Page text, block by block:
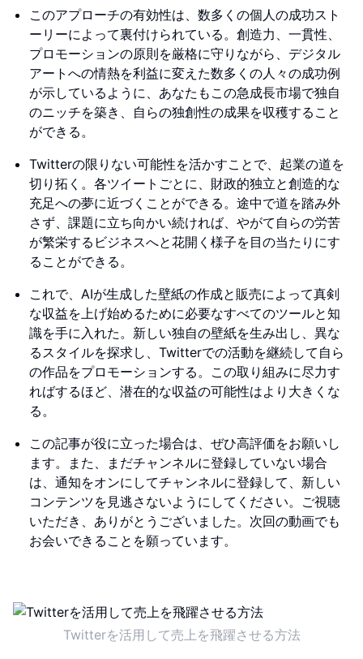
このアプローチの有効性は、数多くの個人の成功スト
ーリーによって裏付けられている。創造力、一貫性、
プロモーションの原則を厳格に守りながら、デジタル
アートへの情熱を利益に変えた数多くの人々の成功例
が示しているように、あなたもこの急成長市場で独自
のニッチを築き、自らの独創性の成果を収穫すること
ができる。
Twitterの限りない可能性を活かすことで、起業の道を
切り拓く。各ツイートごとに、財政的独立と創造的な
充足への夢に近づくことができる。途中で道を踏み外
さず、課題に立ち向かい続ければ、やがて自らの労苦
が繁栄するビジネスへと花開く様子を目の当たりにす
ることができる。
これで、AIが生成した壁紙の作成と販売によって真剣
な収益を上げ始めるために必要なすべてのツールと知
識を手に入れた。新しい独自の壁紙を生み出し、異な
るスタイルを探求し、Twitterでの活動を継続して自ら
の作品をプロモーションする。この取り組みに尽力す
ればするほど、潜在的な収益の可能性はより大きくな
る。
この記事が役に立った場合は、ぜひ高評価をお願いし
ます。また、まだチャンネルに登録していない場合
は、通知をオンにしてチャンネルに登録して、新しい
コンテンツを見逃さないようにしてください。ご視聴
いただき、ありがとうございました。次回の動画でも
お会いできることを願っています。
Twitterを活用して売上を飛躍させる方法